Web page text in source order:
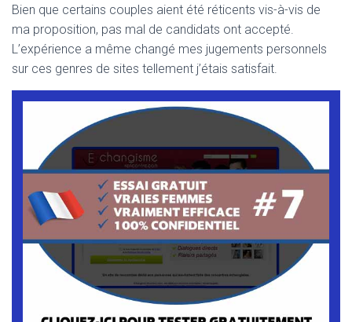
Bien que certains couples aient été réticents vis-à-vis de
ma proposition, pas mal de candidats ont accepté.
L’expérience a même changé mes jugements personnels
sur ces genres de sites tellement j’étais satisfait.